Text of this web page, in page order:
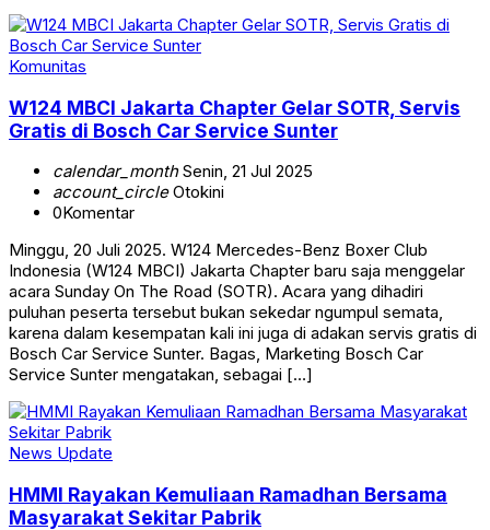
Komunitas
W124 MBCI Jakarta Chapter Gelar SOTR, Servis
Gratis di Bosch Car Service Sunter
calendar_monthSenin, 21 Jul 2025
account_circleOtokini
0Komentar
Minggu, 20 Juli 2025. W124 Mercedes-Benz Boxer Club
Indonesia (W124 MBCI) Jakarta Chapter baru saja menggelar
acara Sunday On The Road (SOTR). Acara yang dihadiri
puluhan peserta tersebut bukan sekedar ngumpul semata,
karena dalam kesempatan kali ini juga di adakan servis gratis di
Bosch Car Service Sunter. Bagas, Marketing Bosch Car
Service Sunter mengatakan, sebagai […]
News Update
HMMI Rayakan Kemuliaan Ramadhan Bersama
Masyarakat Sekitar Pabrik